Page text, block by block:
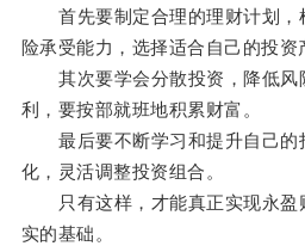
首先要制定合理的理财计划，
险承受能力，选择适合自己的投资
其次要学会分散投资，降低风
利，要按部就班地积累财富。
最后要不断学习和提升自己的
化，灵活调整投资组合。
只有这样，才能真正实现永盈
实的基础。